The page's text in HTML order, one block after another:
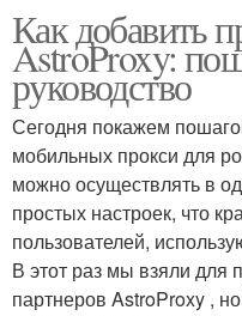
Как добавить
AstroProxy:
руководство
Сегодня покажем
мобильных прокси для
можно осуществлять в
простых настроек, что
пользователей,
В этот раз мы взяли для
партнеров AstroProxy ,